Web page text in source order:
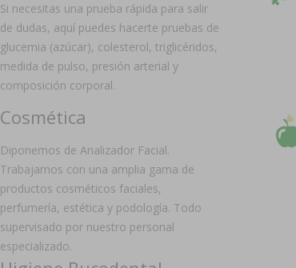
Si necesitas una prueba rápida para salir
de dudas, aquí puedes hacerte pruebas de
glucemia (azúcar), colesterol, triglicéridos,
medida de pulso, presión arterial y
composición corporal.
Cosmética
Diponemos de Analizador Facial.
Trabajamos con una amplia gama de
productos cosméticos faciales,
perfumería, estética y podología. Todo
supervisado por nuestro personal
especializado.